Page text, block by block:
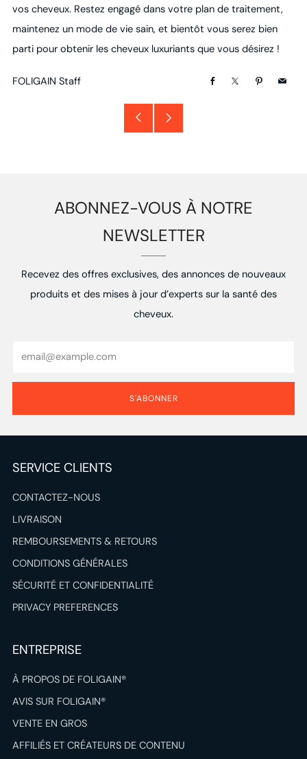
vos cheveux. Restez engagé dans votre plan de traitement,
maintenez un mode de vie sain, et bientôt vous serez bien
parti pour obtenir les cheveux luxuriants que vous désirez !
FOLIGAIN Staff Facebook
X PinterestEmail
Article
ABONNEZ-VOUS À NOTRE
NEWSLETTER
Recevez des offres exclusives, des annonces de nouveaux
produits et des mises à jour d’experts sur la santé des
cheveux.
S'ABONNER
SERVICE CLIENTS
CONTACTEZ-NOUS
LIVRAISON
REMBOURSEMENTS & RETOURS
CONDITIONS GÉNÉRALES
SÉCURITÉ ET CONFIDENTIALITÉ
PRIVACY PREFERENCES
ENTREPRISE
À PROPOS DE FOLIGAIN®
AVIS SUR FOLIGAIN®
VENTE EN GROS
AFFILIÉS ET CRÉATEURS DE CONTENU